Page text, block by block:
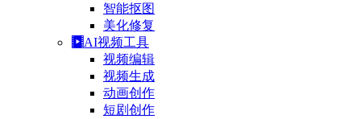
智能抠图
美化修复
AI视频工具
视频编辑
视频生成
动画创作
短剧创作